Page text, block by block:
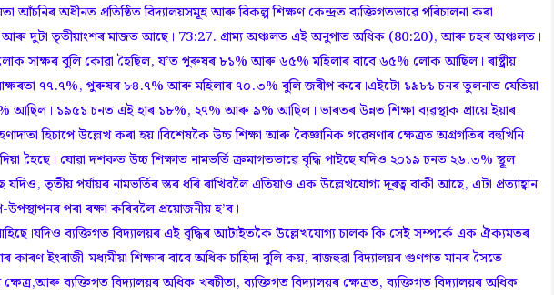
আঁচনিৰ অধীনত প্ৰতিষ্ঠিত বিদ্যালয়সমূহ আৰু বিকল্প শিক্ষণ কেন্দ্ৰত ব্যক্তিগতভাৱে পৰিচালনা কৰা
আৰু দুটা তৃতীয়াংশৰ মাজত আছে। 73:27. গ্ৰাম্য অঞ্চলত এই অনুপাত অধিক (80:20), আৰু চহৰ অঞ্চলত।
সাক্ষৰ বুলি কোৱা হৈছিল, য’ত পুৰুষৰ ৮১% আৰু ৬৫% মহিলাৰ বাবে ৬৫% লোক আছিল। ৰাষ্ট্ৰীয়
৭৭.৭%, পুৰুষৰ ৮৪.৭% আৰু মহিলাৰ ৭০.৩% বুলি জৰীপ কৰে।এইটো ১৯৮১ চনৰ তুলনাত যেতিয়া
১৯৫১ চনত এই হাৰ ১৮%, ২৭% আৰু ৯% আছিল। ভাৰতৰ উন্নত শিক্ষা ব্যৱস্থাক প্ৰায়ে ইয়াৰ
হিচাপে উল্লেখ কৰা হয়।বিশেষকৈ উচ্চ শিক্ষা আৰু বৈজ্ঞানিক গৱেষণাৰ ক্ষেত্ৰত অগ্ৰগতিৰ বহুখিনি
দিয়া হৈছে। যোৱা দশকত উচ্চ শিক্ষাত নামভৰ্তি ক্ৰমাগতভাৱে বৃদ্ধি পাইছে যদিও ২০১৯ চনত ২৬.৩% স্থূল
তৃতীয় পৰ্যায়ৰ নামভৰ্তিৰ স্তৰ ধৰি ৰাখিবলৈ এতিয়াও এক উল্লেখযোগ্য দূৰত্ব বাকী আছে, এটা প্ৰত্যাহ্বান
পৰা ৰক্ষা কৰিবলৈ প্ৰয়োজনীয় হ’ব।
আহিছে।যদিও ব্যক্তিগত বিদ্যালয়ৰ এই বৃদ্ধিৰ আটাইতকৈ উল্লেখযোগ্য চালক কি সেই সম্পৰ্কে এক ঐক্যমতৰ
কাৰণ ইংৰাজী-মধ্যমীয়া শিক্ষাৰ বাবে অধিক চাহিদা বুলি কয়, ৰাজহুৱা বিদ্যালয়ৰ গুণগত মানৰ সৈতে
ক্ষেত্ৰ,আৰু ব্যক্তিগত বিদ্যালয়ৰ অধিক খৰচীতা, ব্যক্তিগত বিদ্যালয়ৰ ক্ষেত্ৰত, ব্যক্তিগত বিদ্যালয়ৰ অধিক